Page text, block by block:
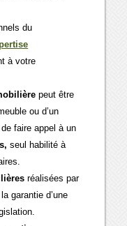
du
à votre
peut être
ou d’un
faire appel à un
seul habilité à
réalisées par
garantie d’une